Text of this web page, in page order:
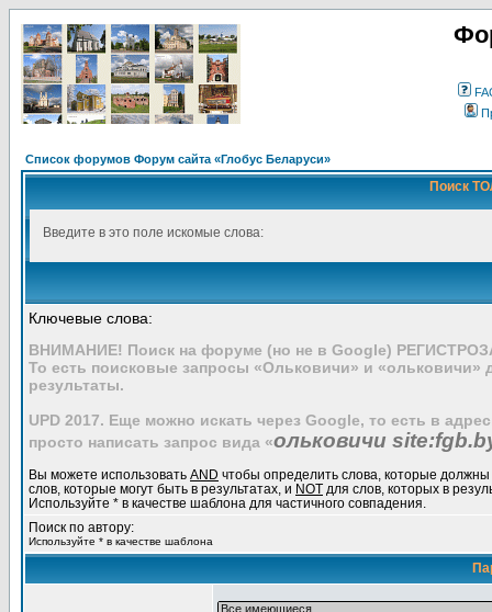
Список форумов Форум сайта «Глобус Беларуси»
Поиск
Введите в это поле искомые слова:
Ключевые слова:
ВНИМАНИЕ! Поиск на форуме (но не в Google)
То есть поисковые запросы «Ольковичи» и «ольковичи»
результаты.
UPD 2017. Еще можно искать через Google, то есть в
просто написать запрос вида «ольковичи
Вы можете использовать AND чтобы определить слова, которые должны
слов, которые могут быть в результатах, и NOT для слов, которых в
Используйте * в качестве шаблона для частичного совпадения.
Поиск по автору:
Используйте * в качестве шаблона